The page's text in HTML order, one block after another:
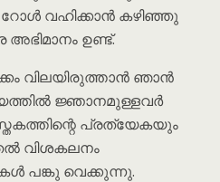
വഹിക്കാൻ കഴിഞ്ഞു
ഉണ്ട്.
വിലയിരുത്താൻ ഞാൻ
ജ്ഞാനമുള്ളവർ
പ്രത്യേകയും
വിശകലനം
പങ്കു വെക്കുന്നു.